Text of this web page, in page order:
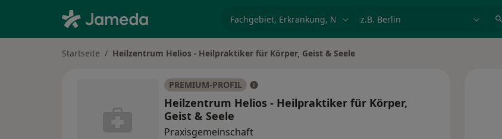
Startseite Heilzentrum Helios - Heilpraktiker für Körper, Geist & Seele
PREMIUM-PROFIL
Heilzentrum Helios - Heilpraktiker für Körper,
Geist & Seele
Praxisgemeinschaft